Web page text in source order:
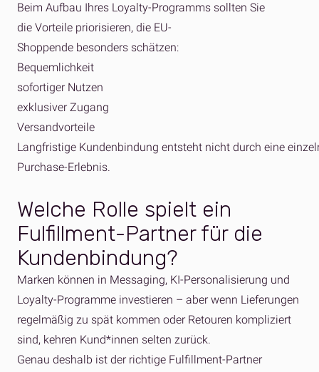
Beim Aufbau Ihres Loyalty-Programms sollten Sie
die Vorteile priorisieren, die EU-
Shoppende besonders schätzen:
Bequemlichkeit
sofortiger Nutzen
exklusiver Zugang
Versandvorteile
Langfristige Kundenbindung entsteht nicht durch eine
Purchase-Erlebnis.
Welche Rolle spielt ein
Fulfillment-Partner für die
Kundenbindung?
Marken können in Messaging, KI-Personalisierung und
Loyalty-Programme investieren – aber wenn Lieferungen
regelmäßig zu spät kommen oder Retouren kompliziert
sind, kehren Kund*innen selten zurück.
Genau deshalb ist der richtige Fulfillment-Partner